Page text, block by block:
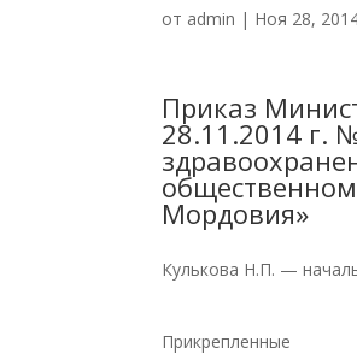
от admin | Ноя 28,
Приказ
28.11.2014 г.
Мордовия»
Кулькова Н.П. —
Прикрепленные